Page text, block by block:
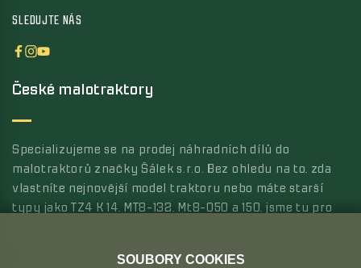
SLEDUJTE NÁS
České malotraktory
Specializujeme se na prodej náhradních dílů do
malotraktorů značky Šálek s.r.o. Bez ohledu na to, zda
vlastníte nejnovější model traktoru nebo máte starší
typy jako TZ4 K 14, MT8-132, Mt8-050 a 150, jsme tu pro
SOUBORY COOKIES